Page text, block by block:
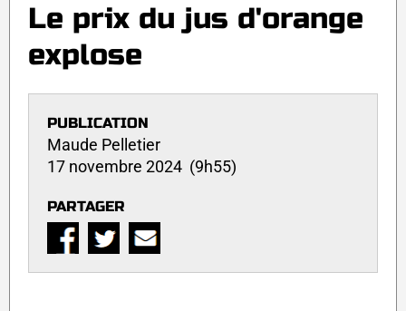
Le prix du jus d'orange
explose
PUBLICATION
Maude Pelletier
17 novembre 2024 (9h55)
PARTAGER